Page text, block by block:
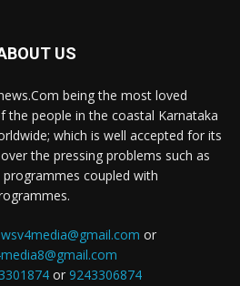
US
being the most loved
the people in the coastal Karnataka
which is well accepted for its
the pressing problems such as
coupled with
or
or 9243306874